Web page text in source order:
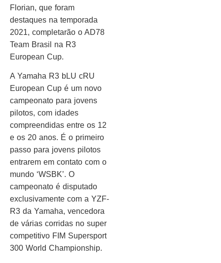
Florian, que foram
destaques na temporada
2021, completarão o AD78
Team Brasil na R3
European Cup.
A Yamaha R3 bLU cRU
European Cup é um novo
campeonato para jovens
pilotos, com idades
compreendidas entre os 12
e os 20 anos. É o primeiro
passo para jovens pilotos
entrarem em contato com o
mundo ‘WSBK’. O
campeonato é disputado
exclusivamente com a YZF-
R3 da Yamaha, vencedora
de várias corridas no super
competitivo FIM Supersport
300 World Championship.